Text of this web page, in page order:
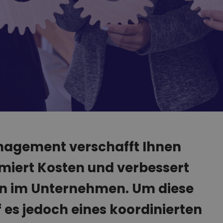
verschafft Ihnen
Kosten und verbessert
im Unternehmen. Um diese
jedoch eines koordinierten